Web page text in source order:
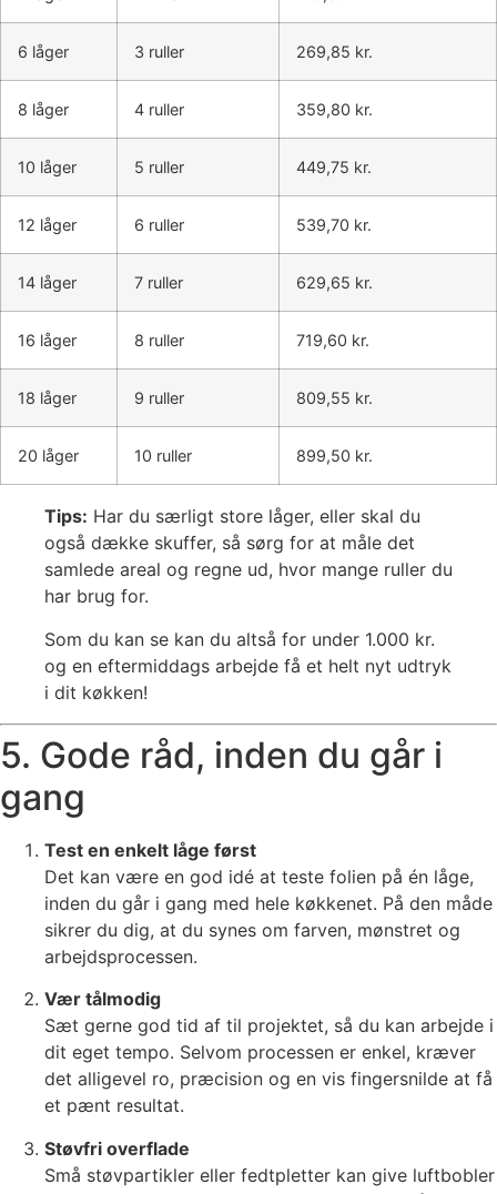
6 låger 3 ruller 269,85 kr.
8 låger 4 ruller 359,80 kr.
10 låger 5 ruller 449,75 kr.
12 låger 6 ruller 539,70 kr.
14 låger 7 ruller 629,65 kr.
16 låger 8 ruller 719,60 kr.
18 låger 9 ruller 809,55 kr.
20 låger 10 ruller 899,50 kr.
Tips: Har du særligt store låger, eller skal du
også dække skuffer, så sørg for at måle det
samlede areal og regne ud, hvor mange ruller du
har brug for.
Som du kan se kan du altså for under 1.000 kr.
og en eftermiddags arbejde få et helt nyt udtryk
i dit køkken!
5. Gode råd, inden du går i
gang
Test en enkelt låge først
Det kan være en god idé at teste folien på én låge,
inden du går i gang med hele køkkenet. På den måde
sikrer du dig, at du synes om farven, mønstret og
arbejdsprocessen.
Vær tålmodig
Sæt gerne god tid af til projektet, så du kan arbejde i
dit eget tempo. Selvom processen er enkel, kræver
det alligevel ro, præcision og en vis fingersnilde at få
et pænt resultat.
Støvfri overflade
Små støvpartikler eller fedtpletter kan give luftbobler